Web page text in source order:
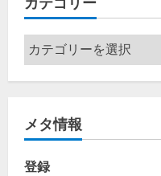
カ
テ
ゴ
ー
メタ情報
登録